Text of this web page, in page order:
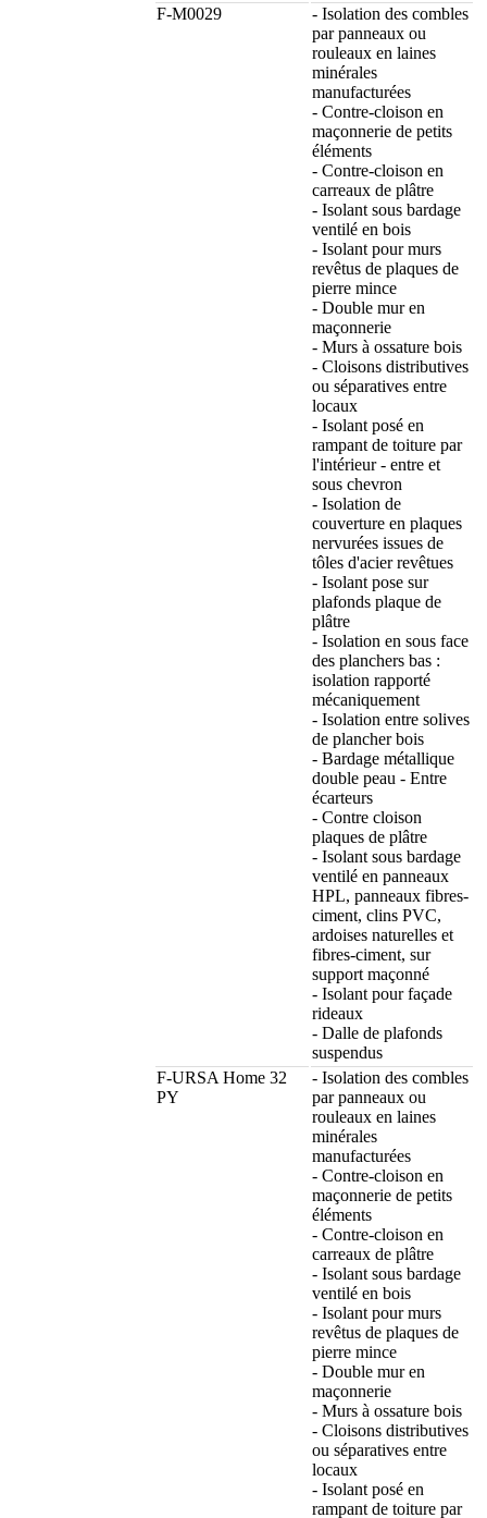
F-M0029
- Isolation des combles
par panneaux ou
rouleaux en laines
minérales
manufacturées
- Contre-cloison en
maçonnerie de petits
éléments
- Contre-cloison en
carreaux de plâtre
- Isolant sous bardage
ventilé en bois
- Isolant pour murs
revêtus de plaques de
pierre mince
- Double mur en
maçonnerie
- Murs à ossature bois
- Cloisons distributives
ou séparatives entre
locaux
- Isolant posé en
rampant de toiture par
l'intérieur - entre et
sous chevron
- Isolation de
couverture en plaques
nervurées issues de
tôles d'acier revêtues
- Isolant pose sur
plafonds plaque de
plâtre
- Isolation en sous face
des planchers bas :
isolation rapporté
mécaniquement
- Isolation entre solives
de plancher bois
- Bardage métallique
double peau - Entre
écarteurs
- Contre cloison
plaques de plâtre
- Isolant sous bardage
ventilé en panneaux
HPL, panneaux fibres-
ciment, clins PVC,
ardoises naturelles et
fibres-ciment, sur
support maçonné
- Isolant pour façade
rideaux
- Dalle de plafonds
suspendus
F-URSA Home 32
PY
- Isolation des combles
par panneaux ou
rouleaux en laines
minérales
manufacturées
- Contre-cloison en
maçonnerie de petits
éléments
- Contre-cloison en
carreaux de plâtre
- Isolant sous bardage
ventilé en bois
- Isolant pour murs
revêtus de plaques de
pierre mince
- Double mur en
maçonnerie
- Murs à ossature bois
- Cloisons distributives
ou séparatives entre
locaux
- Isolant posé en
rampant de toiture par